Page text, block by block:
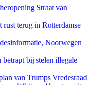
Straat van
terug in Rotterdamse
Noorwegen
bij stelen illegale
van Trumps Vredesraad